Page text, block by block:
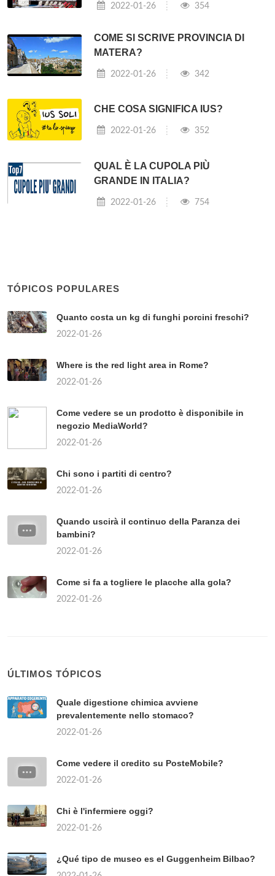
2022-01-26 354
COME SI SCRIVE PROVINCIA DI
MATERA?
2022-01-26 342
CHE COSA SIGNIFICA IUS?
2022-01-26 352
QUAL È LA CUPOLA PIÙ
GRANDE IN ITALIA?
2022-01-26 754
TÓPICOS POPULARES
Quanto costa un kg di funghi porcini freschi?
2022-01-26
Where is the red light area in Rome?
2022-01-26
Come vedere se un prodotto è disponibile in
negozio MediaWorld?
2022-01-26
Chi sono i partiti di centro?
2022-01-26
Quando uscirà il continuo della Paranza dei
bambini?
2022-01-26
Come si fa a togliere le placche alla gola?
2022-01-26
ÚLTIMOS TÓPICOS
Quale digestione chimica avviene
prevalentemente nello stomaco?
2022-01-26
Come vedere il credito su PosteMobile?
2022-01-26
Chi è l'infermiere oggi?
2022-01-26
¿Qué tipo de museo es el Guggenheim Bilbao?